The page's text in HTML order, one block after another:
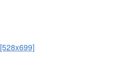
[528x699]